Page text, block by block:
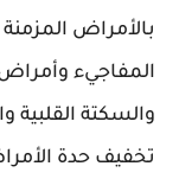
بالأمراض
المفاجيء
والسكتة القلبية
تخفيف حدة